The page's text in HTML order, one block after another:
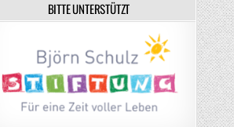
BITTE UNTERSTÜTZT